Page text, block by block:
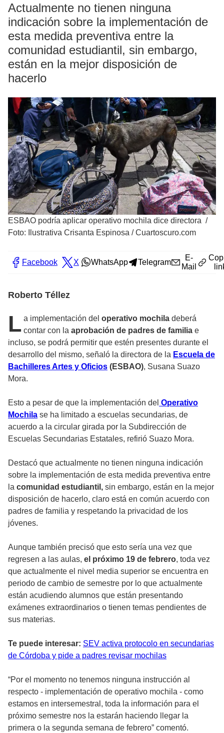
Actualmente no tienen ninguna
indicación sobre la implementación de
esta medida preventiva entre la
comunidad estudiantil, sin embargo,
están en la mejor disposición de
hacerlo
ESBAO podría aplicar operativo mochila dice directora /
Foto: Ilustrativa Crisanta Espinosa / Cuartoscuro.com
Facebook X WhatsApp Telegram
E-
Mail
Roberto Téllez
L a implementación del operativo mochila deberá
contar con la aprobación de padres de familia e
incluso, se podrá permitir que estén presentes durante el
desarrollo del mismo, señaló la directora de la Escuela de
Bachilleres Artes y Oficios (ESBAO), Susana Suazo
Mora.
Esto a pesar de que la implementación del Operativo
Mochila se ha limitado a escuelas secundarias, de
acuerdo a la circular girada por la Subdirección de
Escuelas Secundarias Estatales, refirió Suazo Mora.
Destacó que actualmente no tienen ninguna indicación
sobre la implementación de esta medida preventiva entre
la comunidad estudiantil, sin embargo, están en la mejor
disposición de hacerlo, claro está en común acuerdo con
padres de familia y respetando la privacidad de los
jóvenes.
Aunque también precisó que esto sería una vez que
regresen a las aulas, el próximo 19 de febrero, toda vez
que actualmente el nivel media superior se encuentra en
periodo de cambio de semestre por lo que actualmente
están acudiendo alumnos que están presentando
exámenes extraordinarios o tienen temas pendientes de
sus materias.
Te puede interesar: SEV activa protocolo en secundarias
de Córdoba y pide a padres revisar mochilas
“Por el momento no tenemos ninguna instrucción al
respecto - implementación de operativo mochila - como
estamos en intersemestral, toda la información para el
próximo semestre nos la estarán haciendo llegar la
primera o la segunda semana de febrero” comentó.